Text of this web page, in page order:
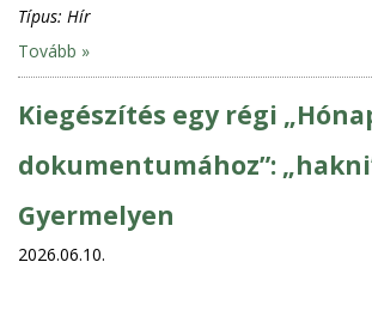
Típus: Hír
Tovább »
Kiegészítés egy régi
dokumentumához”:
Gyermelyen
2026.06.10.